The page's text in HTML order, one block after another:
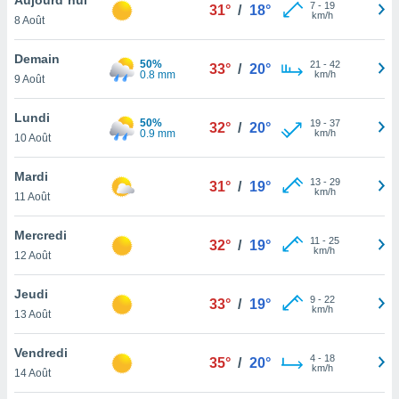
et
»,
au
vous
qu'ils
ou
le
ainsi
un
la
du
8 Août
31° / 18° 7- 19
km/h
Demain
9 Août
50%
0.8 mm
33° / 20° 21 - 42
km/h
Lundi
10 Août
50%
0.9 mm
32° / 20° 19- 37
km/h
Mardi
11 Août
31° / 19° 13- 29
km/h
Mercredi
12 Août
32° / 19° 11 - 25
km/h
Jeudi
13 Août
33° / 19° 9- 22
km/h
Vendredi
14 Août
35° / 20° 4- 18
km/h